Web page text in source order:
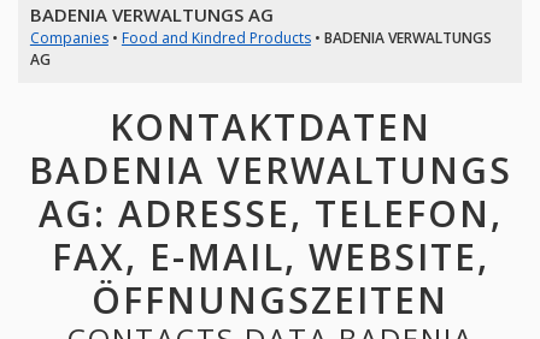
BADENIA VERWALTUNGS AG
Companies• Food and Kindred Products• BADENIA VERWALTUNGS
AG
KONTAKTDATEN
BADENIA VERWALTUNGS
AG: ADRESSE, TELEFON,
FAX, E-MAIL, WEBSITE,
ÖFFNUNGSZEITEN